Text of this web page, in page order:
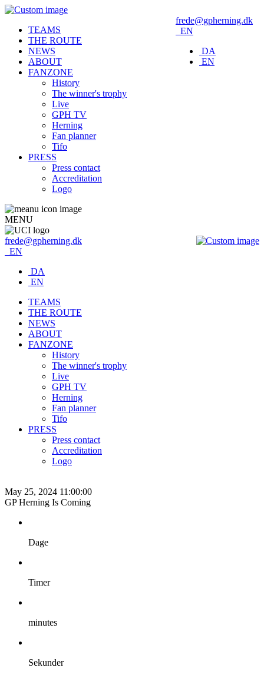
frede@gpherning.dk
EN
DA
EN
TEAMS
THE ROUTE
NEWS
ABOUT
FANZONE
History
The winner's trophy
Live
GPH TV
Herning
Fan planner
Tifo
PRESS
Press contact
Accreditation
Logo
MENU
frede@gpherning.dk
EN
DA
EN
TEAMS
THE ROUTE
NEWS
ABOUT
FANZONE
History
The winner's trophy
Live
GPH TV
Herning
Fan planner
Tifo
PRESS
Press contact
Accreditation
Logo
May 25, 2024 11:00:00
GP Herning Is Coming
Dage
Timer
minutes
Sekunder